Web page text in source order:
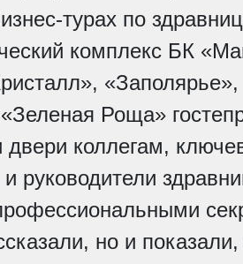
турах по
комплекс БК
«Заполярье»,
Роща»
двери коллегам,
руководители
но и показали,